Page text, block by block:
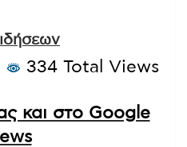
334 Total Views
και στο Google